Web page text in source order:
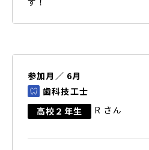
参加月／ 6月
歯科技工士
高校２年生
R さん